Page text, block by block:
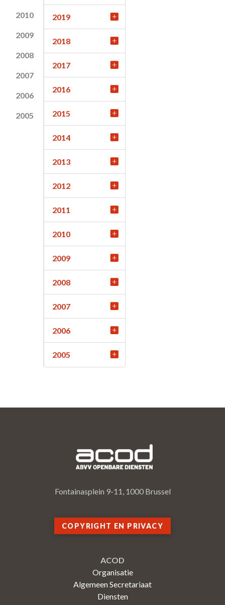
2010
2009
2008
2007
2006
2005
2019
2018
2017
2016
2015
2014
2013
2012
2011
2010
2009
2008
2007
2006
2005
Fontainasplein 9-11, 1000 Brussel
COPYRIGHT EN PRIVACY
ACOD
Organisatie
Algemeen Secretariaat
Diensten